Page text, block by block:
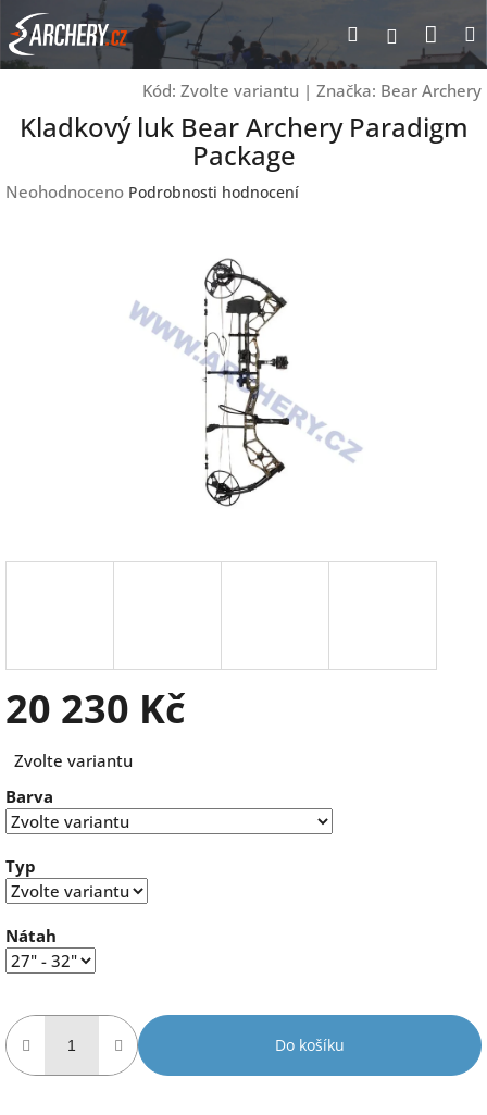
Přejít
na
obsah
Hledat
Kód: Zvolte variantu | Značka: Bear Archery
Kladkový luk Bear Archery Paradigm
Package
Průměrné
Neohodnoceno Podrobnosti hodnocení
20 230 Kč
cena:
Zvolte variantu
Barva
Typ
Nátah
Do košíku